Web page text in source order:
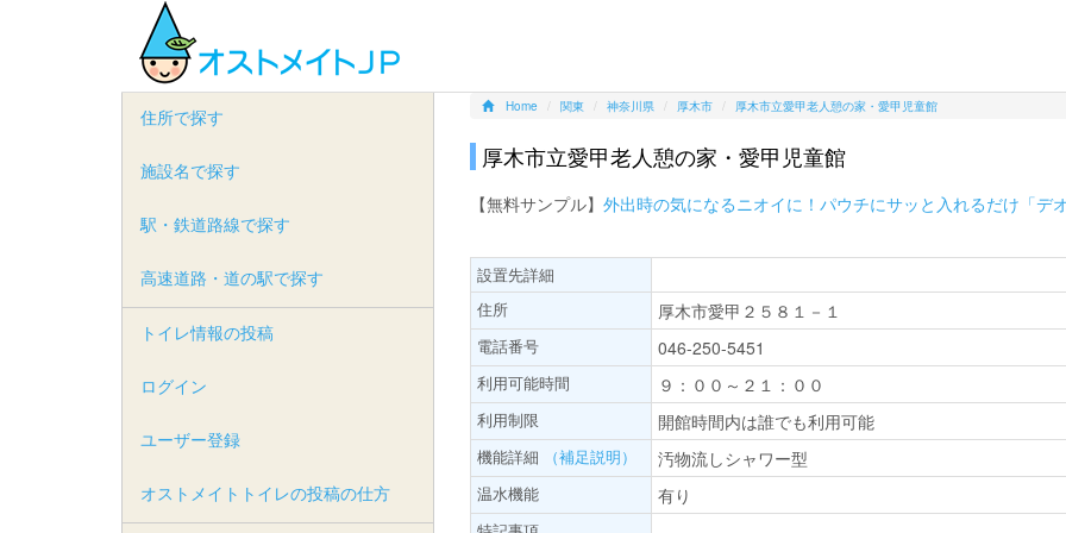
Home 関東 神奈川県 厚木市 厚木市立愛甲老人憩の家・愛甲児童館
厚木市立愛甲老人憩の家・愛甲児童館
【無料サンプル】 外出時の気になるニオイに！パウチにサッと入れるだけ「デ
設置先詳細
住所
厚木市愛甲２５８１－１
電話番号 046-250-5451
利用可能時間 ９：００～２１：００
利用制限 開館時間内は誰でも利用可能
機能詳細 （補足説明） 汚物流しシャワー型
温水機能 有り
住所で探す
施設名で探す
駅・鉄道路線で探す
高速道路・道の駅で探す
トイレ情報の投稿
ログイン
ユーザー登録
オストメイトトイレの投稿の仕方